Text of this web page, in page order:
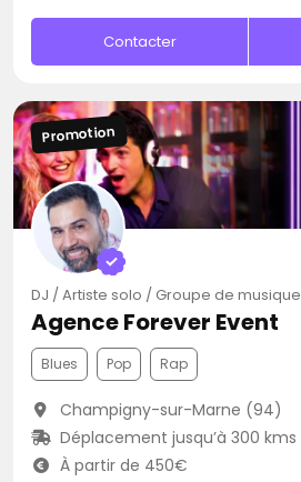
Contacter
Promotion
DJ / Artiste solo / Groupe de musique
Agence Forever Event
Blues Pop Rap
Champigny-sur-Marne (94)
Déplacement jusqu’à 300 kms
À partir de 450€